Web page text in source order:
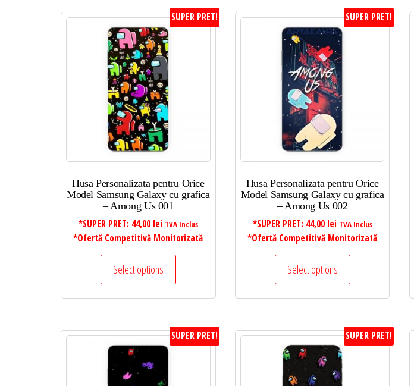
preț:
de
la
mic
la
mare
SUPER PRET!
Husa Personalizata pentru Orice
Model Samsung Galaxy cu grafica
– Among Us 001
*SUPER PRET: 44,00 lei TVA Inclus
*Ofertă Competitivă Monitorizată
Select options
SUPER PRET!
Husa Personalizata pentru Orice
Model Samsung Galaxy cu grafica
– Among Us 002
*SUPER PRET: 44,00 lei TVA Inclus
*Ofertă Competitivă Monitorizată
Select options
SUPER PRET! SUPER PRET!